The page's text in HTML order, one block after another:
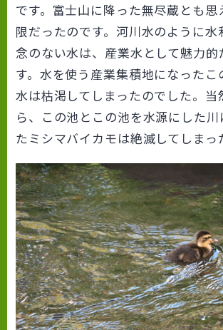
です。富士山に降った無尽蔵とも思
限だったのです。河川水のように水
念のない水は、産業水として魅力的
す。水を使う産業集積地になったこ
水は枯渇してしまったのでした。当
ら、この池とこの池を水源にした
たミシマバイカモは絶滅してしまっ